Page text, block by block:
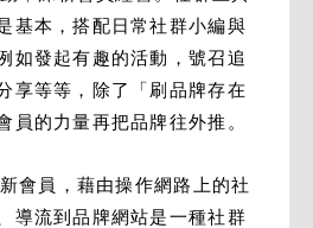
基本，搭配日常社群小編與
如發起有趣的活動，號召追
享等等，除了「刷品牌存在
員的力量再把品牌往外推。
新會員，藉由操作網路上的社
導流到品牌網站是一種社群